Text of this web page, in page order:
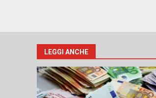
LEGGI ANCHE